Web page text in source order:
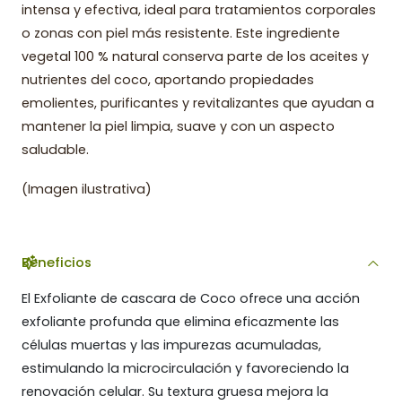
intensa y efectiva, ideal para tratamientos corporales
o zonas con piel más resistente. Este ingrediente
vegetal 100 % natural conserva parte de los aceites y
nutrientes del coco, aportando propiedades
emolientes, purificantes y revitalizantes que ayudan a
mantener la piel limpia, suave y con un aspecto
saludable.
(Imagen ilustrativa)
Beneficios
El Exfoliante de cascara de Coco ofrece una acción
exfoliante profunda que elimina eficazmente las
células muertas y las impurezas acumuladas,
estimulando la microcirculación y favoreciendo la
renovación celular. Su textura gruesa mejora la